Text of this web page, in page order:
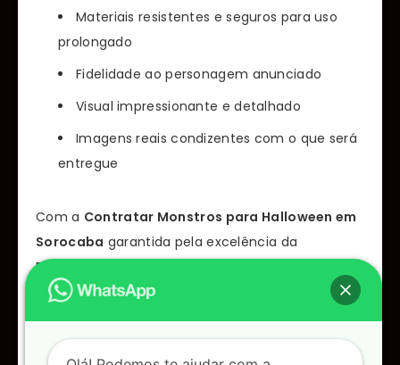
Materiais resistentes e seguros para uso
prolongado
Fidelidade ao personagem anunciado
Visual impressionante e detalhado
Imagens reais condizentes com o que será
entregue
Com a Contratar Monstros para Halloween em
Sorocaba garantida pela excelência da
Personagens de terror, seu evento de Halloween
alcança um novo patamar de imersão e fantasia.
exige não apenas criatividade, mas também